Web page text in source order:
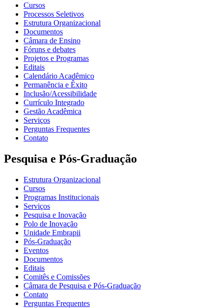
Cursos
Processos Seletivos
Estrutura Organizacional
Documentos
Câmara de Ensino
Fóruns e debates
Projetos e Programas
Editais
Calendário Acadêmico
Permanência e Êxito
Inclusão/Acessibilidade
Currículo Integrado
Gestão Acadêmica
Serviços
Perguntas Frequentes
Contato
Pesquisa e Pós-Graduação
Estrutura Organizacional
Cursos
Programas Institucionais
Serviços
Pesquisa e Inovação
Polo de Inovação
Unidade Embrapii
Pós-Graduação
Eventos
Documentos
Editais
Comitês e Comissões
Câmara de Pesquisa e Pós-Graduação
Contato
Perguntas Frequentes